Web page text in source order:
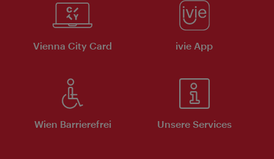
Vienna City Card ivie App
Wien Barrierefrei Unsere Services